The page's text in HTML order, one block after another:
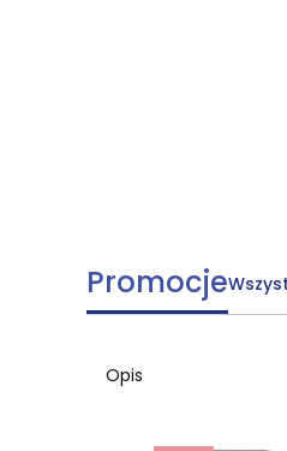
Promocje
Opis